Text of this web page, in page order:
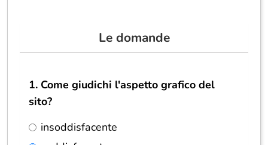
Le domande
1. Come giudichi l'aspetto grafico del
sito?
insoddisfacente